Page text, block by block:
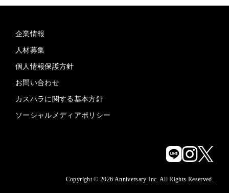
企業情報
人材募集
個人情報保護方針
お問い合わせ
カスハラに関する基本方針
ソーシャルメディアポリシー
Copyright © 2026 Anniversary Inc. All Rights Reserved.